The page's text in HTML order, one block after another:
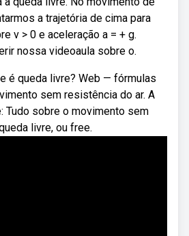
a trajetória de cima para
v > 0 e aceleração a = + g.
nossa videoaula sobre o.
é queda livre? Web — fórmulas
sem resistência do ar. A
Tudo sobre o movimento sem
livre, ou free.